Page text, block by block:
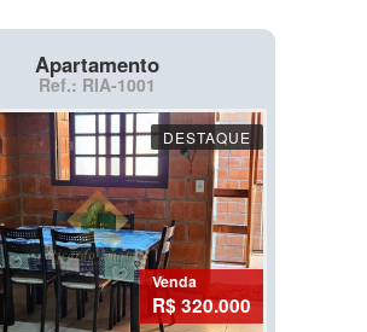
Apartamento
Ref.: RIA-1001
DESTAQUE
Venda
R$ 320.000